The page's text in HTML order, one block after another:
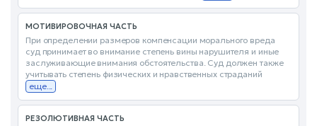
МОТИВИРОВОЧНАЯ ЧАСТЬ
При определении размеров компенсации морального вреда
суд принимает во внимание степень вины нарушителя и иные
заслуживающие внимания обстоятельства. Суд должен также
учитывать степень физических и нравственных страданий
еще...
РЕЗОЛЮТИВНАЯ ЧАСТЬ